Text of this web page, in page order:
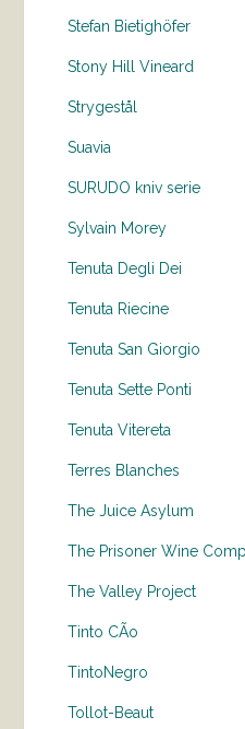
Stefan Bietighöfer
Stony Hill Vineard
Strygestål
Suavia
SURUDO kniv serie
Sylvain Morey
Tenuta Degli Dei
Tenuta Riecine
Tenuta San Giorgio
Tenuta Sette Ponti
Tenuta Vitereta
Terres Blanches
The Juice Asylum
The Prisoner Wine
The Valley Project
Tinto CÃo
TintoNegro
Tollot-Beaut